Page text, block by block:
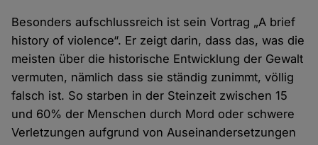
Besonders aufschlussreich ist sein Vortrag „A brief
history of violence“. Er zeigt darin, dass das, was die
meisten über die historische Entwicklung der Gewalt
vermuten, nämlich dass sie ständig zunimmt, völlig
falsch ist. So starben in der Steinzeit zwischen 15
und 60% der Menschen durch Mord oder schwere
Verletzungen aufgrund von Auseinandersetzungen